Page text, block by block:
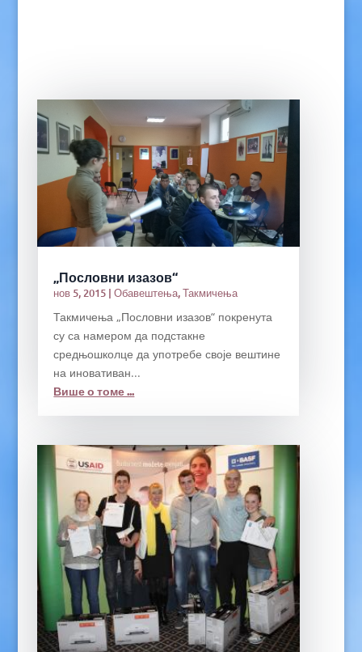
„Пословни изазов“
нов 5, 2015 |Обавештења,Такмичења
Такмичења „Пословни изазов“ покренута
су са намером да подстакне
средњошколце да употребе своје вештине
на иновативан...
Више о томе ...